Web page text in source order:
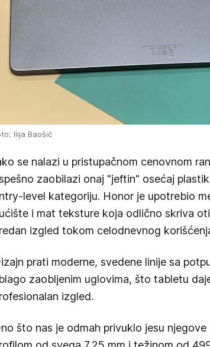
Ilija Baošić
se nalazi u pristupačnom cenovnom
zaobilazi onaj "jeftin" osećaj
level kategoriju. Honor je upotrebio
i mat teksture koja odlično skriva
izgled tokom celodnevnog
prati moderne, svedene linije sa
zaobljenim uglovima, što tabletu
izgled.
što nas je odmah privuklo jesu njegove